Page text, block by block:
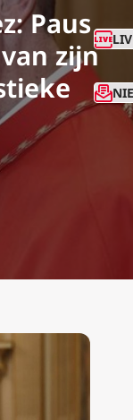
Paus
zijn